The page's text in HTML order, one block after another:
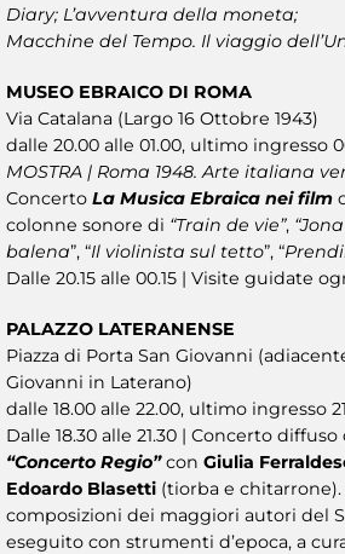
Diary; L’avventura della moneta;
Macchine del Tempo. Il viaggio
MUSEO EBRAICO DI ROMA
Via Catalana (Largo 16 Ottobre 1943)
dalle 20.00 alle 01.00, ultimo ingresso
MOSTRA | Roma 1948. Arte italiana
Concerto La Musica Ebraica nei film
colonne sonore di “Train de vie”,
balena”, “Il violinista sul tetto”, “
Dalle 20.15 alle 00.15 | Visite guidate
PALAZZO LATERANENSE
Piazza di Porta San Giovanni
Giovanni in Laterano)
dalle 18.00 alle 22.00, ultimo ingresso
Dalle 18.30 alle 21.30 | Concerto diffuso
“Concerto Regio”con Giulia
Edoardo Blasetti (tiorba e
composizioni dei maggiori autori del
eseguito con strumenti d’epoca, a